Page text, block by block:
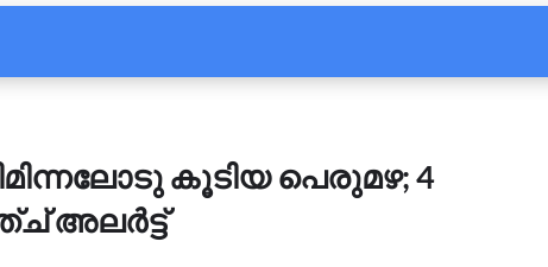
കൂടിയ പെരുമഴ; 4
അലർട്ട്